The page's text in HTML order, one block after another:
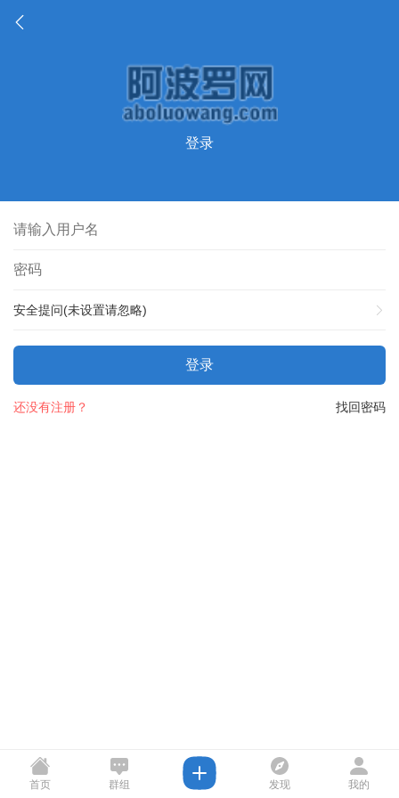
登录
安全提问(未设置请忽略)
登录
找回密码
还没有注册？
首页 群组 发现 我的